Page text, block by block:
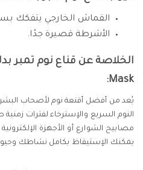
القماش الخارجي يتفكك
الأشرطة قصيرة جدًا.
Mask:
يُعد من أفضل أقنعة نوم لأصحاب
النوم السريع والإسترخاء لفترات
مصابيح الشوارع أو الأجهزة
يمكنك الإستيقاظ بكامل نشاطك